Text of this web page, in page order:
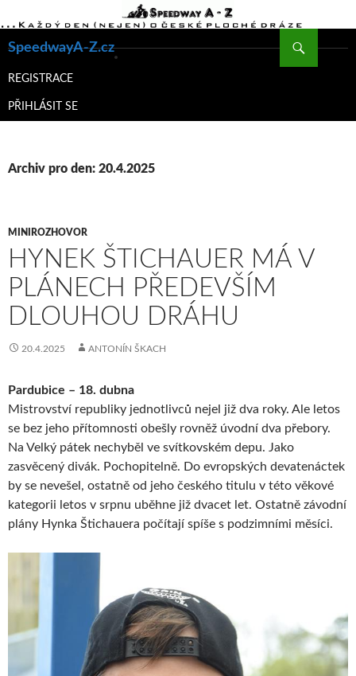
SpeedwayA-Z.cz
K
WEBU
REGISTRACE
PŘIHLÁSIT SE
Archiv pro den: 20.4.2025
MINIROZHOVOR
HYNEK ŠTICHAUER MÁ V
PLÁNECH PŘEDEVŠÍM
DLOUHOU DRÁHU
20.4.2025 ANTONÍN ŠKACH
Pardubice – 18. dubna
Mistrovství republiky jednotlivců nejel již dva roky. Ale letos
se bez jeho přítomnosti obešly rovněž úvodní dva přebory.
Na Velký pátek nechyběl ve svítkovském depu. Jako
zasvěcený divák. Pochopitelně. Do evropských devatenáctek
by se nevešel, ostatně od jeho českého titulu v této věkové
kategorii letos v srpnu uběhne již dvacet let. Ostatně závodní
plány Hynka Štichauera počítají spíše s podzimními měsíci.